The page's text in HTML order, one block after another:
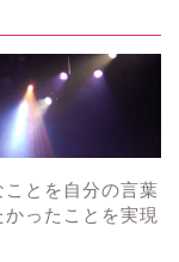
とを自分の言葉
ったことを実現